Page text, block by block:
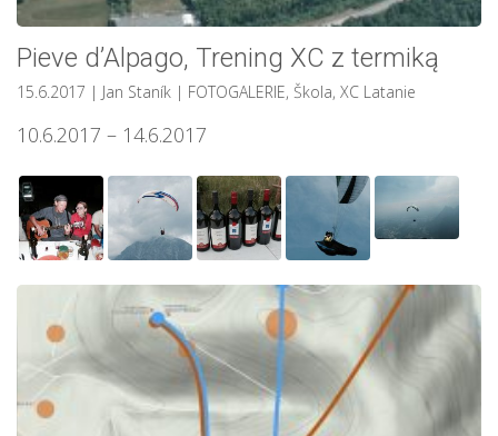
Pieve d’Alpago, Trening XC z termiką
15.6.2017 | Jan Staník | FOTOGALERIE, Škola, XC Latanie
10.6.2017 – 14.6.2017